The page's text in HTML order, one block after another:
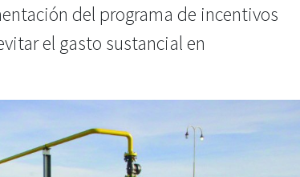
del programa de incentivos
el gasto sustancial en